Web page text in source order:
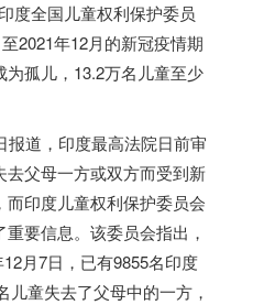
印度全国儿童权利保护委员
2021年12月的新冠疫情期
为孤儿，13.2万名儿童至少
报道， 印度最高法院日前审
父母一方或双方而受到新
而印度儿童权利保护委员会
要信息。该委员会指出，
月7日，已有9855名印度
儿童失去了父母中的一方，